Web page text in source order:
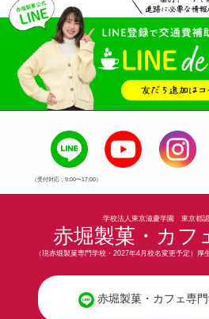
（受付対応：9:00〜17:00）
学校法人東京滋慶学園 東京都
赤堀製菓・カフ
（現赤堀製菓専門学校・2027年4月校名変更予定）
赤堀製菓・カフェ専